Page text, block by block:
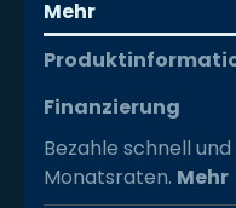
Mehr
Finanzierung
Bezahle schnell
Monatsraten. Mehr